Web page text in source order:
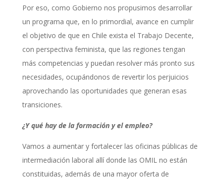
Por eso, como Gobierno nos propusimos desarrollar
un programa que, en lo primordial, avance en cumplir
el objetivo de que en Chile exista el Trabajo Decente,
con perspectiva feminista, que las regiones tengan
más competencias y puedan resolver más pronto sus
necesidades, ocupándonos de revertir los perjuicios
aprovechando las oportunidades que generan esas
transiciones.
¿Y qué hay de la formación y el empleo?
Vamos a aumentar y fortalecer las oficinas públicas de
intermediación laboral allí donde las OMIL no están
constituidas, además de una mayor oferta de